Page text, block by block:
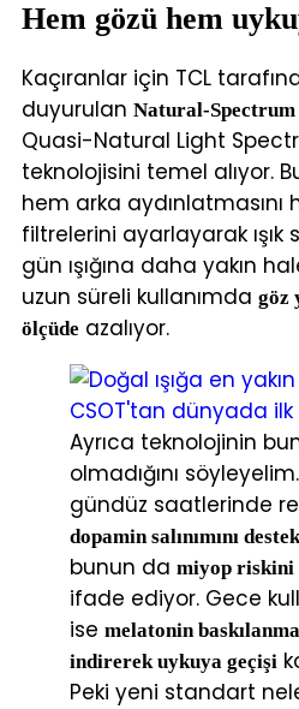
Hem gözü hem
Kaçıranlar için TCL
duyurulan Natural-Spectrum
Quasi-Natural Light
teknolojisini temel alıyor.
hem arka aydınlatmasını
filtrelerini ayarlayarak
gün ışığına daha yakın
uzun süreli kullanımda göz
ölçüde azalıyor.
Ayrıca teknolojinin
olmadığını
gündüz saatlerinde
dopamin salınımını
bunun da miyop riskini
ifade ediyor. Gece
ise melatonin
indirerek uykuya geçişi
Peki yeni standart